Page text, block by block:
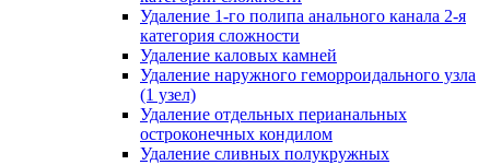
Удаление 1-го полипа анального канала 2-я
категория сложности
Удаление каловых камней
Удаление наружного геморроидального узла
(1 узел)
Удаление отдельных перианальных
остроконечных кондилом
Удаление сливных полукружных